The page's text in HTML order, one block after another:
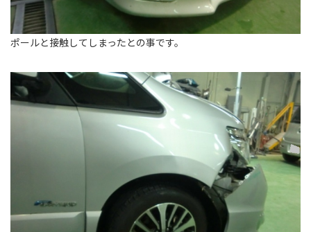
ポールと接触してしまったとの事です。